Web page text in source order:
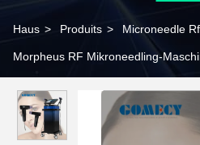
Haus > Produits > Microneedle
Morpheus RF Mikroneedling-